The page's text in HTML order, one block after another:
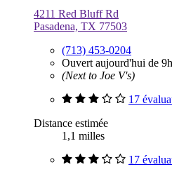
4211 Red Bluff Rd
Pasadena, TX 77503
(713) 453-0204
Ouvert aujourd'hui de
(Next to Joe V's)
17
Distance estimée
1,1 milles
17